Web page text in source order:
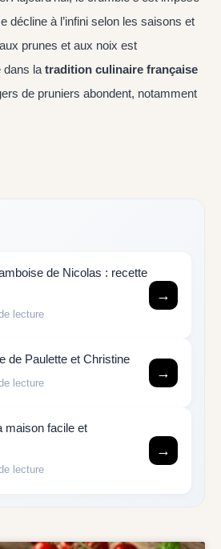
décline à l’infini selon les saisons et
prunes et aux noix est
dans la tradition culinaire française
de pruniers abondent, notamment
de Nicolas : recette
lecture
→
de Paulette et Christine
lecture
→
maison facile et
lecture
→